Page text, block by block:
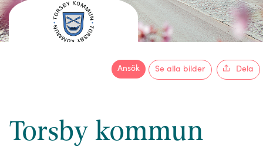
Dela
Se alla bilder
Ansök
Torsby kommun